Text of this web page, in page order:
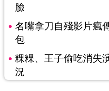
臉
名嘴拿刀自殘影片瘋
包
粿粿、王子偷吃消
況